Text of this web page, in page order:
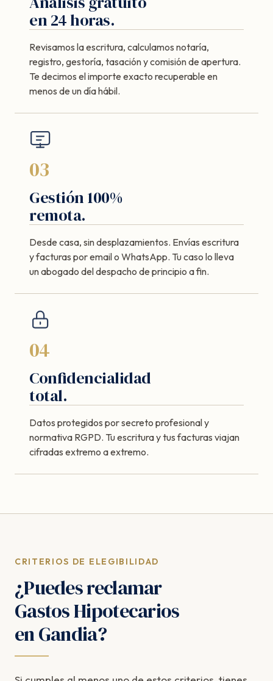
en 24 horas.
Revisamos la escritura, calculamos notaría,
registro, gestoría, tasación y comisión de apertura.
Te decimos el importe exacto recuperable en
menos de un día hábil.
03
Gestión 100%
remota.
Desde casa, sin desplazamientos. Envías escritura
y facturas por email o WhatsApp. Tu caso lo lleva
un abogado del despacho de principio a fin.
04
Confidencialidad
total.
Datos protegidos por secreto profesional y
normativa RGPD. Tu escritura y tus facturas viajan
cifradas extremo a extremo.
CRITERIOS DE ELEGIBILIDAD
¿Puedes reclamar
Gastos Hipotecarios
en Gandia?